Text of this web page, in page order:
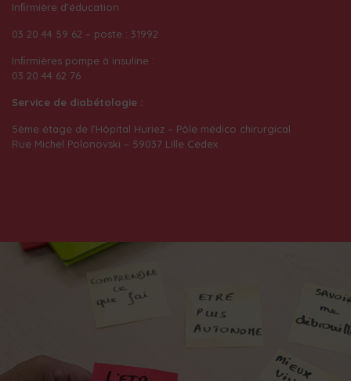
Inﬁrmière d’éducation
03 20 44 59 62 – poste : 31992
Inﬁrmières pompe à insuline :
03 20 44 62 76
Service de diabétologie :
5ème étage de l’Hôpital Huriez – Pôle médico chirurgical
Rue Michel Polonovski – 59037 Lille Cedex